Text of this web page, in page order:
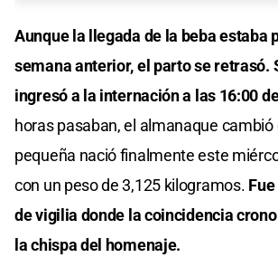
Aunque la llegada de la beba estaba
semana anterior, el parto se retrasó.
ingresó a la internación a las 16:00
horas pasaban, el almanaque cambió
pequeña nació finalmente este
con un peso de 3,125 kilogramos.
de vigilia donde la coincidencia
la chispa del homenaje.